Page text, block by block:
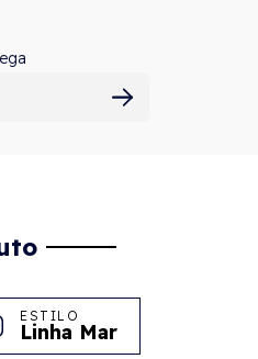
ESTILO
Linha Mar